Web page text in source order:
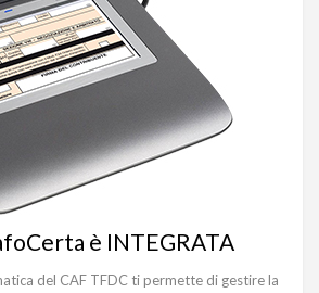
è INTEGRATA
del CAF TFDC ti permette di gestire la